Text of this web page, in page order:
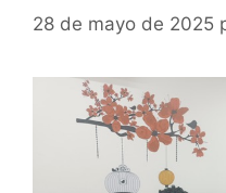
28 de mayo de 2025